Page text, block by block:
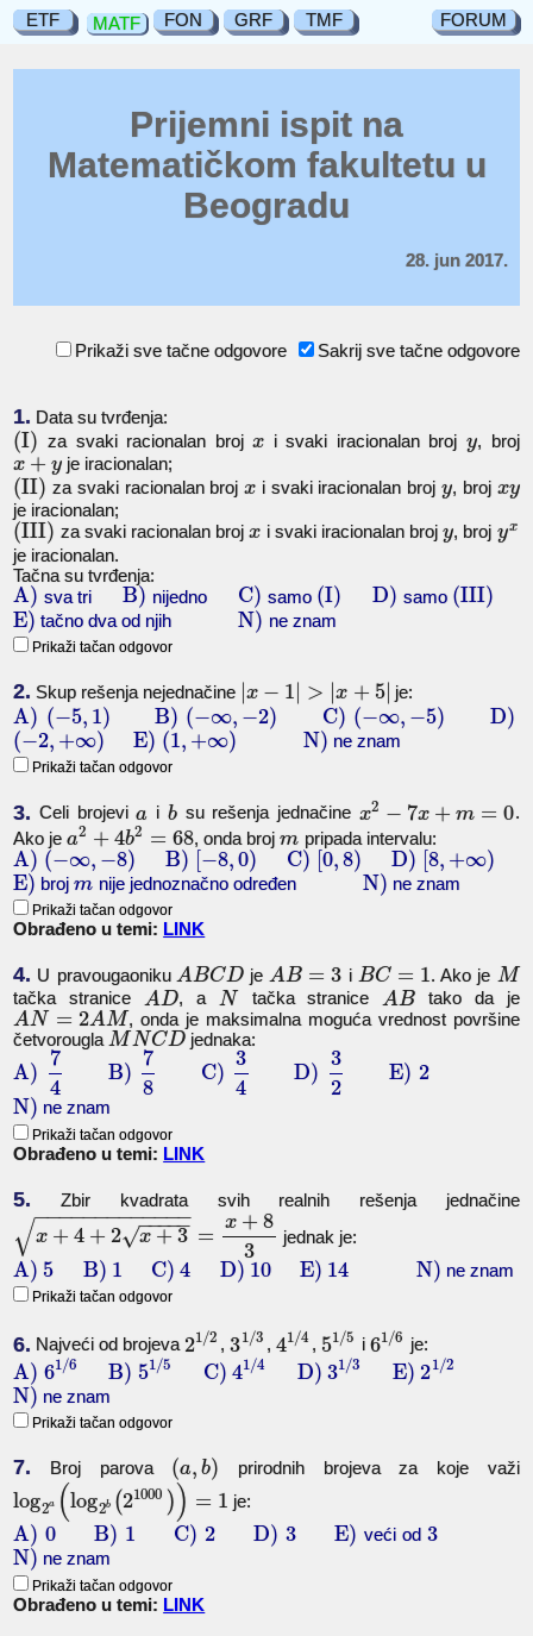
ETF MATF FON GRF TMF FORUM
Prijemni ispit na
Matematičkom fakultetu u
Beogradu
28. jun 2017.
Prikaži sve tačne odgovore Sakrij sve tačne odgovore
1. Data su tvrđenja:
(I) za svaki racionalan brojx i svaki iracionalan brojy, broj
x + y je iracionalan;
(II) za svaki racionalan brojx i svaki iracionalan broj y, broj xy
je iracionalan;
(III) za svaki racionalan brojx i svaki iracionalan brojy, broj yx
je iracionalan.
Tačna su tvrđenja:
A) sva triB) nijedno C) samo (I) D) samo (III)
E) tačno dva od njih N) ne znam
Prikaži tačan odgovor
2. Skup rešenja nejednačine |x − 1 > |x + 5| je:
A) (−5, 1) B) (−∞, −2) C) (−∞, −5)
D)
(−2, +∞) E) (1, +∞) N) ne znam
Prikaži tačan odgovor
3. Celi brojevia i bsu rešenja jednačine x2 − 7x + m = 0.
Ako jea2 + 4b2 = 68, onda brojm pripada intervalu:
A) (−∞, −8) B) [−8,0) C) [0,8) D) [8, +∞)
E) brojm nije jednoznačno određen N) ne znam
Prikaži tačan odgovor
Obrađeno u temi: LINK
4. U pravougaoniku ABCDjeAB = 3 i BC = 1. Ako je M
tačka stranice AD, a N tačka stranice AB tako da je
AN = 2AM, onda je maksimalna moguća vrednost površine
četvorougla MNCD jednaka:
A)
7
4
B)
7
8
C)
3
4
D)
3
2
E) 2
N) ne znam
Prikaži tačan odgovor
Obrađeno u temi: LINK
5. Zbir kvadrata svih realnih rešenja jednačine
x + 4 + 2 x + 3
− −
−−−
√
− −
−−−−−−−−−−−
√ =
x + 8
3
jednak je:
A) 5 B) 1 C) 4 D) 10 E) 14 N) ne znam
Prikaži tačan odgovor
6. Najveći od brojeva21/2 ,31/3 , 41/4 , 51/5 i61/6 je:
A) 61/6 B) 51/5 C) 41/4 D) 31/3 E) 21/2
N) ne znam
Prikaži tačan odgovor
7. Broj parova (a, b) prirodnih brojeva za koje važi
log2a (log2b (21000 )) = 1 je:
A) 0 B) 1 C) 2 D) 3 E) veći od3
N) ne znam
Prikaži tačan odgovor
Obrađeno u temi: LINK